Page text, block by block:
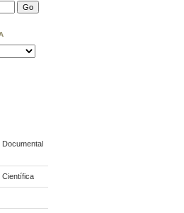
Documental
Científica